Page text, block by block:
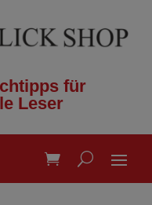
für
Leser